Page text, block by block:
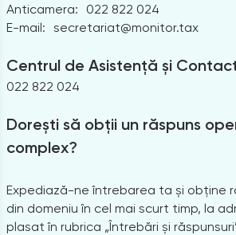
Anticamera:
022 822 024
E-mail: secretariat@monitor.tax
Centrul de Asistență și
022 822 024
Dorești să obții un răspuns
complex?
Expediază-ne întrebarea ta și obține
din domeniu în cel mai scurt timp, la
plasat în rubrica „Întrebări și